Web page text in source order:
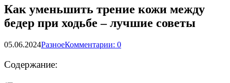
Как уменьшить трение кожи между
бедер при ходьбе – лучшие советы
05.06.2024РазноеКомментарии: 0
Содержание: